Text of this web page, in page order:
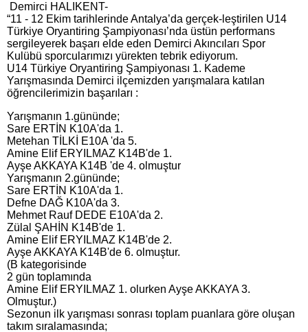
Demirci HALIKENT-
“11 - 12 Ekim tarihlerinde Antalya’da gerçek-leştirilen U14
Türkiye Oryantiring Şampiyonası’nda üstün performans
sergileyerek başarı elde eden Demirci Akıncıları Spor
Kulübü sporcularımızı yürekten tebrik ediyorum.
U14 Türkiye Oryantiring Şampiyonası 1. Kademe
Yarışmasında Demirci ilçemizden yarışmalara katılan
öğrencilerimizin başarıları :
Yarışmanın 1.gününde;
Sare ERTİN K10A'da 1.
Metehan TİLKİ E10A 'da 5.
Amine Elif ERYILMAZ K14B'de 1.
Ayşe AKKAYA K14B 'de 4. olmuştur
Yarışmanın 2.gününde;
Sare ERTİN K10A'da 1.
Defne DAĞ K10A'da 3.
Mehmet Rauf DEDE E10A'da 2.
Zülal ŞAHİN K14B'de 1.
Amine Elif ERYILMAZ K14B'de 2.
Ayşe AKKAYA K14B'de 6. olmuştur.
(B kategorisinde
2 gün toplamında
Amine Elif ERYILMAZ 1. olurken Ayşe AKKAYA 3.
Olmuştur.)
Sezonun ilk yarışması sonrası toplam puanlara göre oluşan
takım sıralamasında;